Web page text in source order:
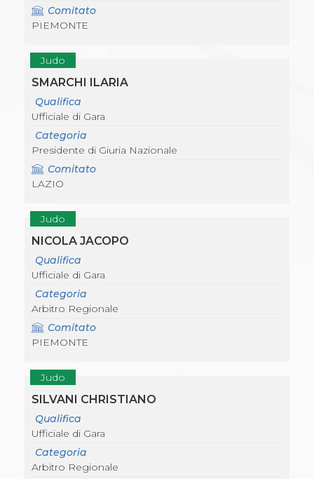
Comitato
PIEMONTE
Judo
SMARCHI ILARIA
Qualifica
Ufficiale di Gara
Categoria
Presidente di Giuria Nazionale
Comitato
LAZIO
Judo
NICOLA JACOPO
Qualifica
Ufficiale di Gara
Categoria
Arbitro Regionale
Comitato
PIEMONTE
Judo
SILVANI CHRISTIANO
Qualifica
Ufficiale di Gara
Categoria
Arbitro Regionale